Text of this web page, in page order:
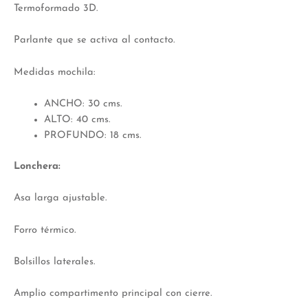
Termoformado 3D.
Parlante que se activa al contacto.
Medidas mochila:
ANCHO: 30 cms.
ALTO: 40 cms.
PROFUNDO: 18 cms.
Lonchera:
Asa larga ajustable.
Forro térmico.
Bolsillos laterales.
Amplio compartimento principal con cierre.